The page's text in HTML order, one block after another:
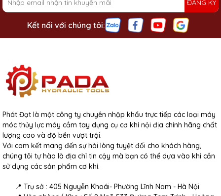
ĐĂNG KÝ
Kết nối với chúng tôi:
Phát Đạt là một công ty chuyên nhập khẩu trực tiếp các loại máy
móc thủy lực máy cầm tay dụng cụ cơ khí nội địa chính hãng chất
lượng cao và độ bền vượt trội.
Với cam kết mang đến sự hài lòng tuyệt đối cho khách hàng,
chúng tôi tự hào là địa chỉ tin cậy mà bạn có thể dựa vào khi cần
sử dụng các sản phẩm cơ khí.
📍 Trụ sở : 405 Nguyễn Khoái- Phường Lĩnh Nam - Hà Nội